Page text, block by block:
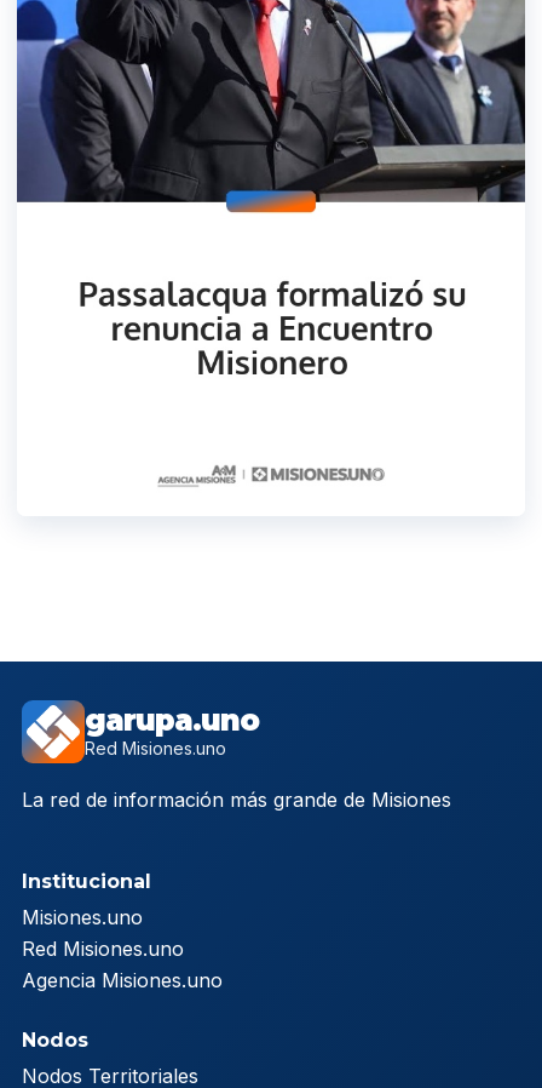
garupa.uno
Red Misiones.uno
La red de información más grande de Misiones
Institucional
Misiones.uno
Red Misiones.uno
Agencia Misiones.uno
Nodos
Nodos Territoriales